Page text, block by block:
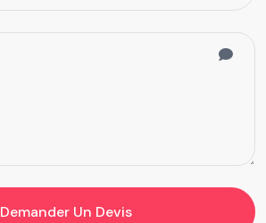
Demander Un Devis